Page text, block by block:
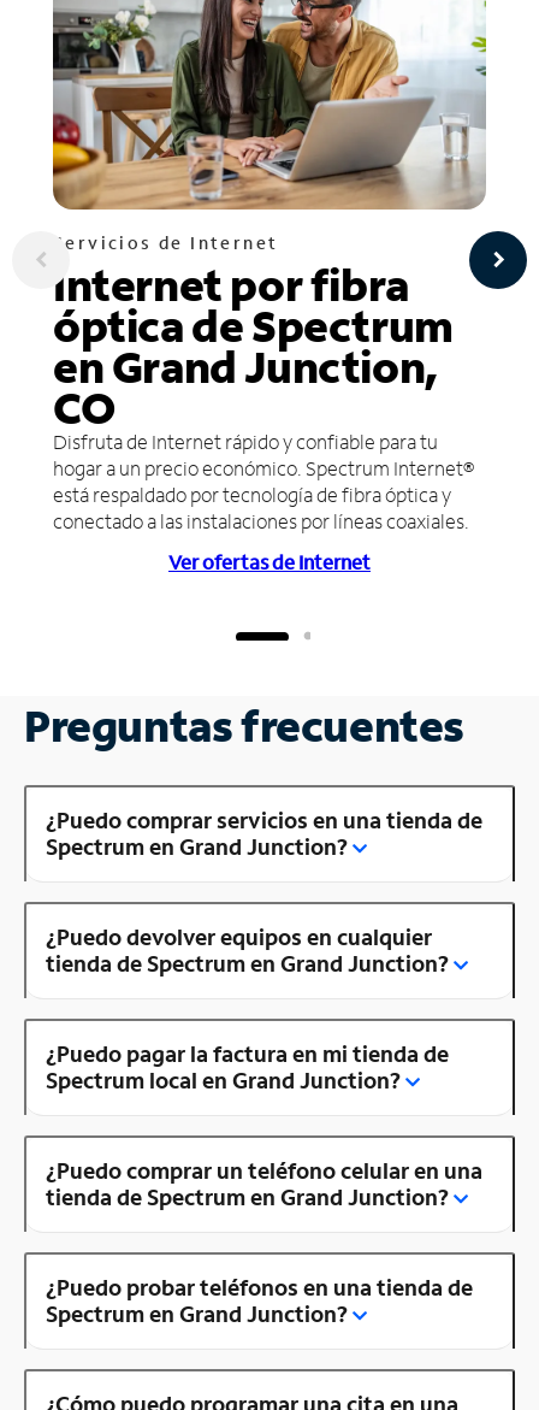
Servicios de Internet
Internet por fibra
óptica de Spectrum
en Grand Junction,
CO
Disfruta de Internet rápido y confiable para tu
hogar a un precio económico. Spectrum Internet®
está respaldado por tecnología de fibra óptica y
conectado a las instalaciones por líneas coaxiales.
Ver ofertas de Internet
Preguntas frecuentes
¿Puedo comprar servicios en una tienda de
Spectrum en Grand Junction?
¿Puedo devolver equipos en cualquier
tienda de Spectrum en Grand Junction?
¿Puedo pagar la factura en mi tienda de
Spectrum local en Grand Junction?
¿Puedo comprar un teléfono celular en una
tienda de Spectrum en Grand Junction?
¿Puedo probar teléfonos en una tienda de
Spectrum en Grand Junction?
¿Cómo puedo programar una cita en una